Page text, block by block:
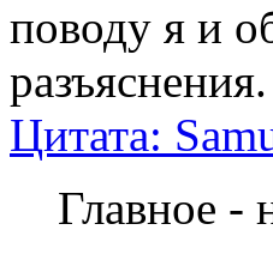
поводу я и
разъяснения.
Цитата:
Главное -